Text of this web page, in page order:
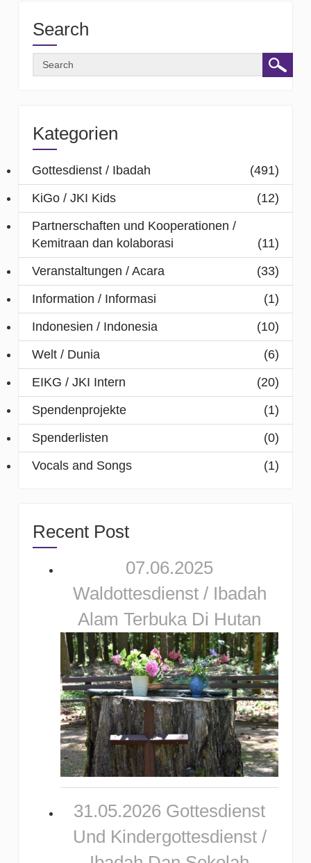
Search
Kategorien
Gottesdienst / Ibadah
(491)
KiGo / JKI Kids
(12)
Partnerschaften und Kooperationen /
Kemitraan dan kolaborasi
(11)
Veranstaltungen / Acara
(33)
Information / Informasi
(1)
Indonesien / Indonesia
(10)
Welt / Dunia
(6)
EIKG / JKI Intern
(20)
Spendenprojekte
(1)
Spenderlisten
(0)
Vocals and Songs
(1)
Recent Post
07.06.2025
Waldottesdienst / Ibadah
Alam Terbuka Di Hutan
31.05.2026 Gottesdienst
Und Kindergottesdienst /